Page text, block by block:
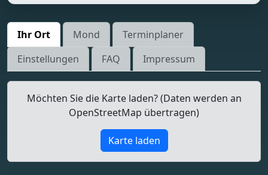
Ihr Ort Mond
Terminplaner
Einstellungen
FAQ Impressum
Möchten Sie die Karte laden? (Daten werden an
OpenStreetMap übertragen)
Karte laden